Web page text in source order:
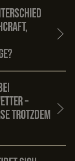
–
trotzdem